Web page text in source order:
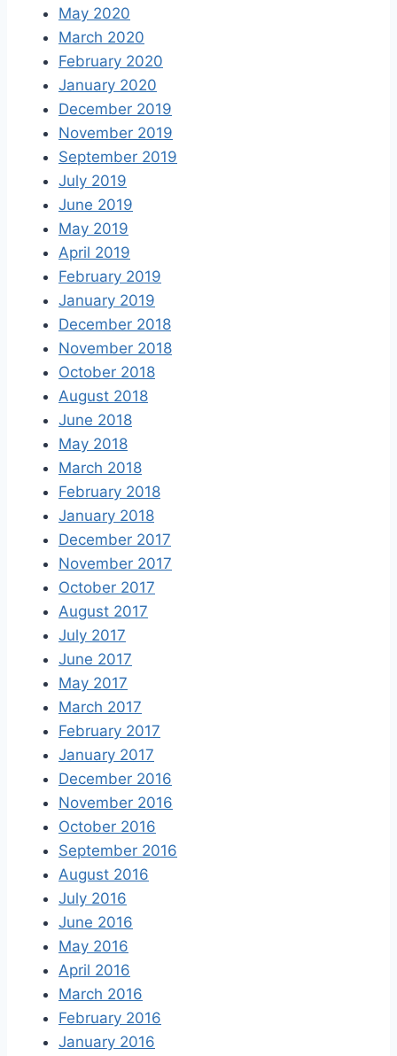
May 2020
March 2020
February 2020
January 2020
December 2019
November 2019
September 2019
July 2019
June 2019
May 2019
April 2019
February 2019
January 2019
December 2018
November 2018
October 2018
August 2018
June 2018
May 2018
March 2018
February 2018
January 2018
December 2017
November 2017
October 2017
August 2017
July 2017
June 2017
May 2017
March 2017
February 2017
January 2017
December 2016
November 2016
October 2016
September 2016
August 2016
July 2016
June 2016
May 2016
April 2016
March 2016
February 2016
January 2016